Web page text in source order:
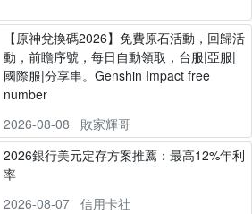
【原神兌換碼2026】免費原石活動，回歸活
動，前瞻序號，每日自動領取，台服|亞服|
國際服|分享串。Genshin Impact free
number
2026-08-08
敗家輝哥
2026銀行美元定存方案推薦：最高12%年利
率
2026-08-07
信用卡社